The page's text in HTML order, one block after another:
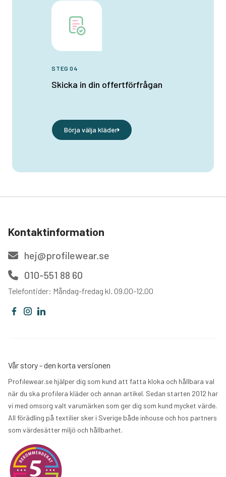
STEG 04
Skicka in din offertförfrågan
Börja välja kläder
Kontaktinformation
hej@profilewear.se
010-551 88 60
Telefontider: Måndag-fredag kl. 09.00-12.00
Vår story - den korta versionen
Profilewear.se hjälper dig som kund att fatta kloka och hållbara val
när du ska profilera kläder och annan artikel. Sedan starten 2012 har
vi med omsorg valt varumärken som ger dig som kund mycket värde.
All förädling på textilier sker i Sverige både inhouse och hos partners
som värdesätter miljö och hållbarhet.